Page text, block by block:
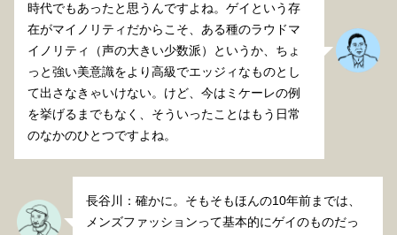
時代でもあったと思うんですよね。ゲイという存
在がマイノリティだからこそ、ある種のラウドマ
イノリティ（声の大きい少数派）というか、ちょ
っと強い美意識をより高級でエッジィなものとし
て出さなきゃいけない。けど、今はミケーレの例
を挙げるまでもなく、そういったことはもう日常
のなかのひとつですよね。
長谷川：確かに。そもそもほんの10年前までは、
メンズファッションって基本的にゲイのものだっ